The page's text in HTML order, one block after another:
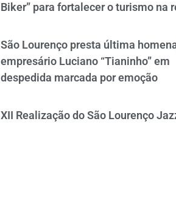
Biker” para fortalecer o turismo na
São Lourenço presta última
empresário Luciano “Tianinho” em
despedida marcada por emoção
XII Realização do São Lourenço